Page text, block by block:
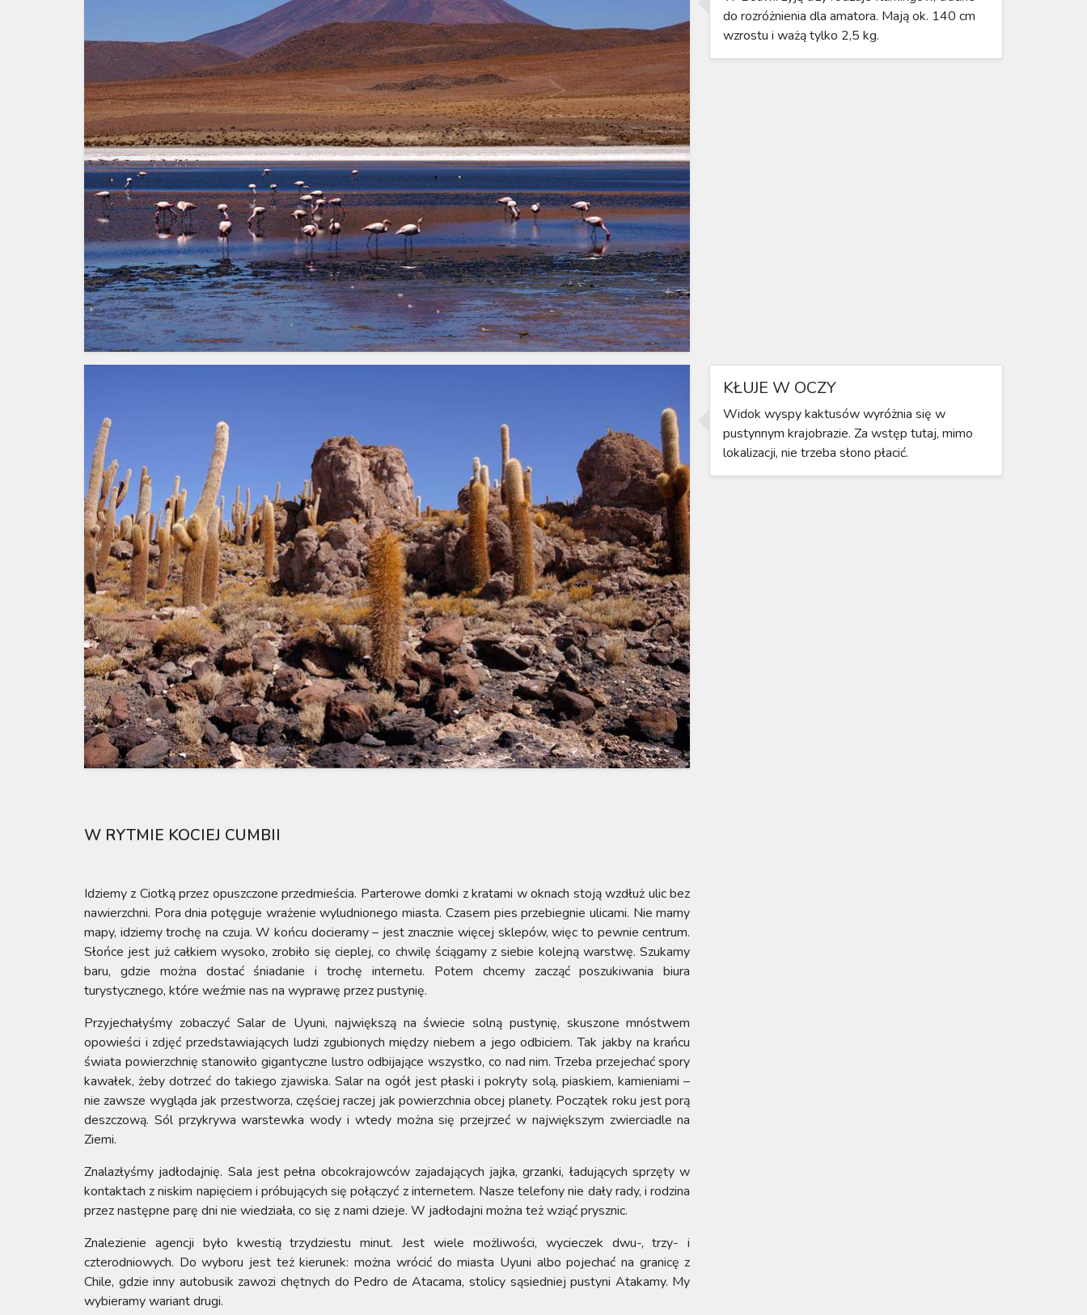
do rozróżnienia dla amatora. Mają ok. 140 cm
wzrostu i ważą tylko 2,5 kg.
KŁUJE W OCZY
Widok wyspy kaktusów wyróżnia się w
pustynnym krajobrazie. Za wstęp tutaj, mimo
lokalizacji, nie trzeba słono płacić.
W RYTMIE KOCIEJ CUMBII
Idziemy z Ciotką przez opuszczone przedmieścia. Parterowe domki z kratami w oknach stoją wzdłuż ulic bez
nawierzchni. Pora dnia potęguje wrażenie wyludnionego miasta. Czasem pies przebiegnie ulicami. Nie mamy
mapy, idziemy trochę na czuja. W końcu docieramy – jest znacznie więcej sklepów, więc to pewnie centrum.
Słońce jest już całkiem wysoko, zrobiło się cieplej, co chwilę ściągamy z siebie kolejną warstwę. Szukamy
baru, gdzie można dostać śniadanie i trochę internetu. Potem chcemy zacząć poszukiwania biura
turystycznego, które weźmie nas na wyprawę przez pustynię.
Przyjechałyśmy zobaczyć Salar de Uyuni, największą na świecie solną pustynię, skuszone mnóstwem
opowieści i zdjęć przedstawiających ludzi zgubionych między niebem a jego odbiciem. Tak jakby na krańcu
świata powierzchnię stanowiło gigantyczne lustro odbijające wszystko, co nad nim. Trzeba przejechać spory
kawałek, żeby dotrzeć do takiego zjawiska. Salar na ogół jest płaski i pokryty solą, piaskiem, kamieniami –
nie zawsze wygląda jak przestworza, częściej raczej jak powierzchnia obcej planety. Początek roku jest porą
deszczową. Sól przykrywa warstewka wody i wtedy można się przejrzeć w największym zwierciadle na
Ziemi.
Znalazłyśmy jadłodajnię. Sala jest pełna obcokrajowców zajadających jajka, grzanki, ładujących sprzęty w
kontaktach z niskim napięciem i próbujących się połączyć z internetem. Nasze telefony nie dały rady, i rodzina
przez następne parę dni nie wiedziała, co się z nami dzieje. W jadłodajni można też wziąć prysznic.
Znalezienie agencji było kwestią trzydziestu minut. Jest wiele możliwości, wycieczek dwu-, trzy- i
czterodniowych. Do wyboru jest też kierunek: można wrócić do miasta Uyuni albo pojechać na granicę z
Chile, gdzie inny autobusik zawozi chętnych do Pedro de Atacama, stolicy sąsiedniej pustyni Atakamy. My
wybieramy wariant drugi.